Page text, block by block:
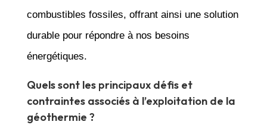
combustibles fossiles, offrant ainsi une solution
durable pour répondre à nos besoins
énergétiques.
Quels sont les principaux défis et
contraintes associés à l’exploitation de la
géothermie ?